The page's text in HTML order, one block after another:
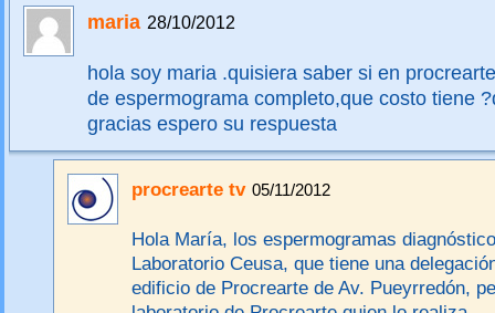
maria 28/10/2012
hola soy maria .quisiera saber si en
de espermograma completo,que costo tiene
gracias espero su respuesta
procrearte tv 05/11/2012
Hola María, los espermogramas
Laboratorio Ceusa, que tiene una
edificio de Procrearte de Av. Pueyrredón,